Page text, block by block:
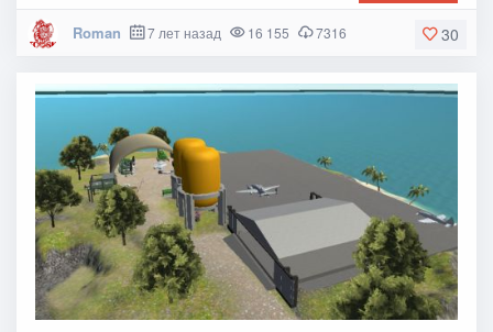
30
Roman 7 лет назад 16 155 7316